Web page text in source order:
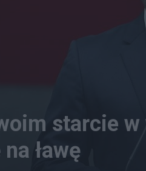
starcie
ławę